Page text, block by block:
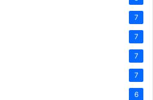
7
7
7
7
6